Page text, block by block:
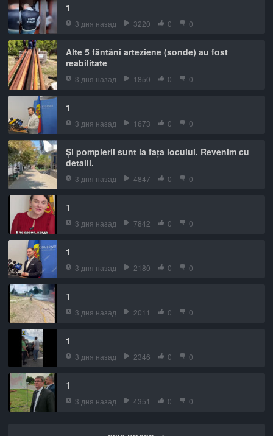
1
3 дня назад 3220 0 0
Alte 5 fântâni arteziene (sonde) au fost
reabilitate
3 дня назад 1850 0 0
1
3 дня назад 1673 0 0
Și pompierii sunt la fața locului. Revenim cu
detalii.
3 дня назад 4847 0 0
1
3 дня назад 7842 0 0
1
3 дня назад 2180 0 0
1
3 дня назад 2011 0 0
1
3 дня назад 2346 0 0
1
3 дня назад 4351 0 0